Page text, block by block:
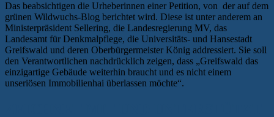
Das beabsichtigen die Urheberinnen einer Petition, von der auf dem
grünen Wildwuchs-Blog berichtet wird. Diese ist unter anderem an
Ministerpräsident Sellering, die Landesregierung MV, das
Landesamt für Denkmalpflege, die Universitäts- und Hansestadt
Greifswald und deren Oberbürgermeister König addressiert. Sie soll
den Verantwortlichen nachdrücklich zeigen, dass „Greifswald das
einzigartige Gebäude weiterhin braucht und es nicht einem
unseriösen Immobilienhai überlassen möchte“.